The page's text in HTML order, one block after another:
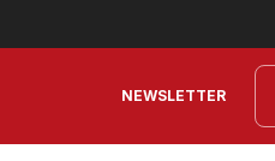
NEWSLETTER